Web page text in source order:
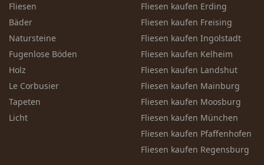
Fliesen
Bäder
Natursteine
Fugenlose Böden
Holz
Le Corbusier
Tapeten
Licht
Fliesen kaufen Erding
Fliesen kaufen Freising
Fliesen kaufen Ingolstadt
Fliesen kaufen Kelheim
Fliesen kaufen Landshut
Fliesen kaufen Mainburg
Fliesen kaufen Moosburg
Fliesen kaufen München
Fliesen kaufen Pfaffenhofen
Fliesen kaufen Regensburg